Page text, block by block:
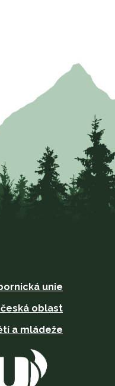
unie
oblast
a mládeže